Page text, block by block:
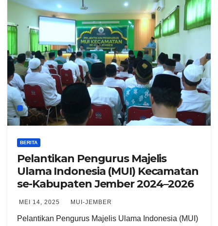
BERITA
Pelantikan Pengurus Majelis
Ulama Indonesia (MUI) Kecamatan
se-Kabupaten Jember 2024–2026
MEI 14, 2025 MUI-JEMBER
Pelantikan Pengurus Majelis Ulama Indonesia (MUI)